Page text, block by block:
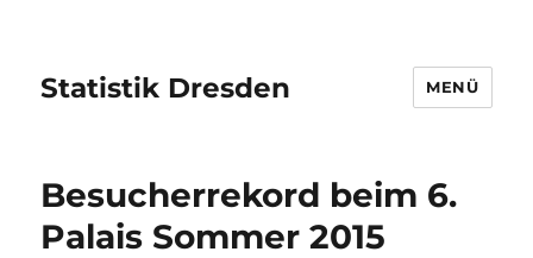
Statistik Dresden MENÜ
Besucherrekord beim 6.
Palais Sommer 2015